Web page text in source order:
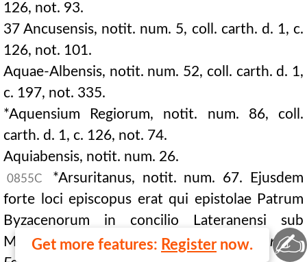
126, not. 93.
37 Ancusensis, notit. num. 5, coll. carth. d. 1, c.
126, not. 101.
Aquae-Albensis, notit. num. 52, coll. carth. d. 1,
c. 197, not. 335.
*Aquensium Regiorum, notit. num. 86, coll.
carth. d. 1, c. 126, not. 74.
Aquiabensis, notit. num. 26.
0855C
*Arsuritanus, notit. num. 67. Ejusdem
forte loci episcopus erat qui epistolae Patrum
Byzacenorum in concilio Lateranensi sub
Martino subscribitBonifacius episcopus sanctae
Get more features: Register now. ✍